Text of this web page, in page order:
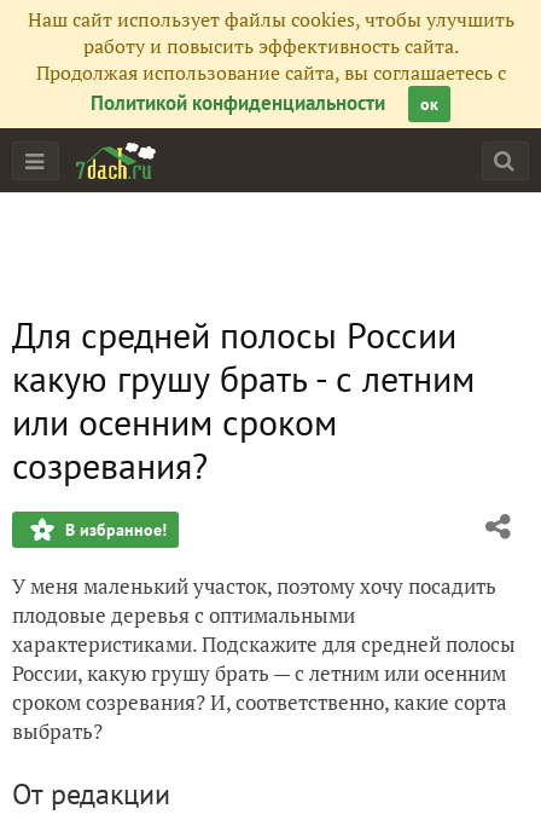
Наш сайт использует файлы cookies, чтобы улучшить
работу и повысить эффективность сайта.
Продолжая использование сайта, вы соглашаетесь с
Политикой конфиденциальности
ок
Для средней полосы России
какую грушу брать - с летним
или осенним сроком
созревания?
В избранное!
У меня маленький участок, поэтому хочу посадить
плодовые деревья с оптимальными
характеристиками. Подскажите для средней полосы
России, какую грушу брать — с летним или осенним
сроком созревания? И, соответственно, какие сорта
выбрать?
От редакции